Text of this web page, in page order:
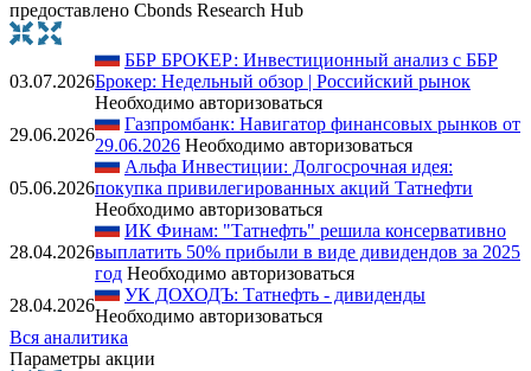
предоставлено Cbonds Research Hub
03.07.2026
ББР БРОКЕР: Инвестиционный анализ с ББР
Брокер: Недельный обзор | Российский рынок
Необходимо авторизоваться
29.06.2026
Газпромбанк: Навигатор финансовых рынков от
29.06.2026 Необходимо авторизоваться
05.06.2026
Альфа Инвестиции: Долгосрочная идея:
покупка привилегированных акций Татнефти
Необходимо авторизоваться
28.04.2026
ИК Финам: "Татнефть" решила консервативно
выплатить 50% прибыли в виде дивидендов за 2025
год Необходимо авторизоваться
28.04.2026
УК ДОХОДЪ: Татнефть - дивиденды
Необходимо авторизоваться
Вся аналитика
Параметры акции